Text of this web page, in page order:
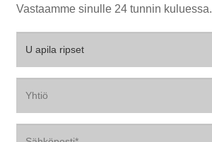
Vastaamme sinulle 24 tunnin kuluessa.